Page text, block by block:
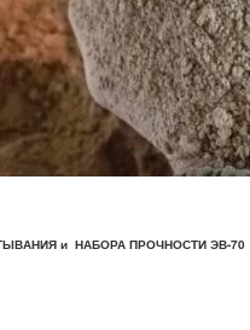
и НАБОРА ПРОЧНОСТИ ЭВ-70